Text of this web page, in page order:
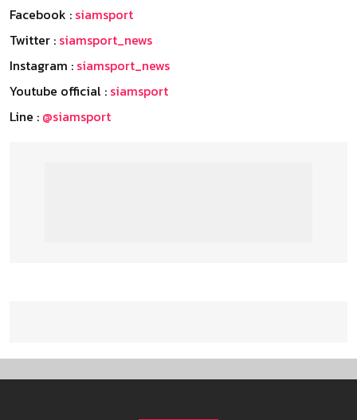
Facebook : siamsport
Twitter : siamsport_news
Instagram : siamsport_news
Youtube official : siamsport
Line : @siamsport